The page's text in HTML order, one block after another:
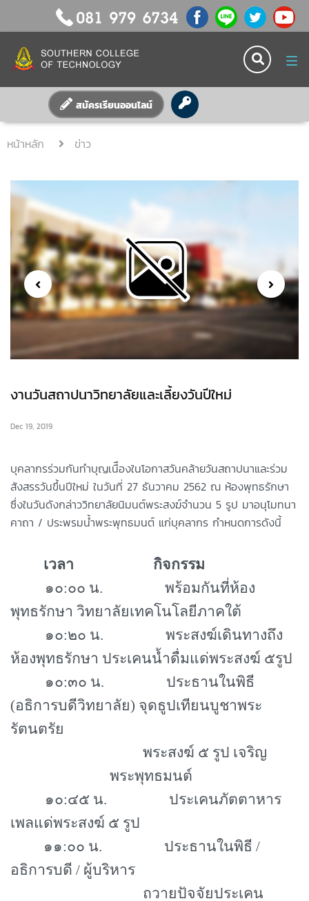
สมัครเรียนออนไลน์
หน้าหลัก ข่าว
งานวันสถาปนาวิทยาลัยและเลี้ยงวันปีใหม่
Dec 19, 2019
บุคลากรร่วมกันทำบุญเนืืองในโอกาสวันคล้ายวันสถาปนาและร่วม
สังสรรวันขึ้นปีใหม่ ในวันที่ 27 ธันวาคม 2562 ณ ห้องพุทธรักษา
ซึ่งในวันดังกล่าววิทยาลัยนิมนต์พระสงฆ์จำนวน 5 รูป มาอนุโมทนา
คาถา / ประพรมน้ำพระพุทธมนต์ แก่บุคลากร กำหนดการดังนี้
เวลา กิจกรรม
๑๐:๐๐ น. พร้อมกันที่ห้อง
พุทธรักษา วิทยาลัยเทคโนโลยีภาคใต้
๑๐:๒๐ น. พระสงฆ์เดินทางถึง
ห้องพุทธรักษา ประเคนน้ำดื่มแด่พระสงฆ์ ๕รูป
๑๐:๓๐ น. ประธานในพิธี
(อธิการบดีวิทยาลัย) จุดธูปเทียนบูชาพระ
รัตนตรัย
พระสงฆ์ ๕ รูป เจริญ
พระพุทธมนต์
๑๐:๔๕ น. ประเคนภัตตาหาร
เพลแด่พระสงฆ์ ๕ รูป
๑๑:๐๐ น. ประธานในพิธี /
อธิการบดี / ผู้บริหาร
ถวายปัจจัยประเคน